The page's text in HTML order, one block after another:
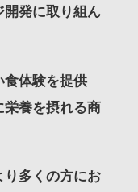
開発に取り組ん
食体験を提供
栄養を摂れる商
り多くの方にお